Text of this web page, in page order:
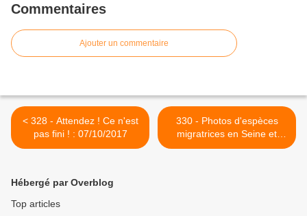
Commentaires
Ajouter un commentaire
< 328 - Attendez ! Ce n'est
pas fini ! : 07/10/2017
330 - Photos d'espèces
migratrices en Seine et
Marne : 15/10/2017 >
Hébergé par Overblog
Top articles